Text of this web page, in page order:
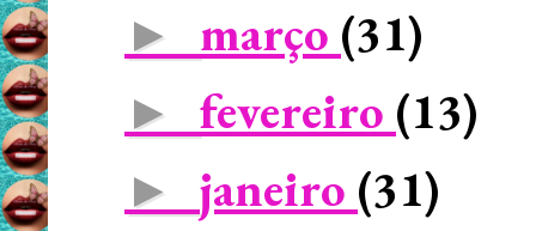
► março (31)
► fevereiro (13)
► janeiro (31)